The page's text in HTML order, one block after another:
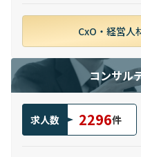
CxO・経営人
コンサル
求人数 2296件